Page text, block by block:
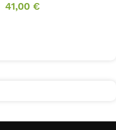
41,00 €